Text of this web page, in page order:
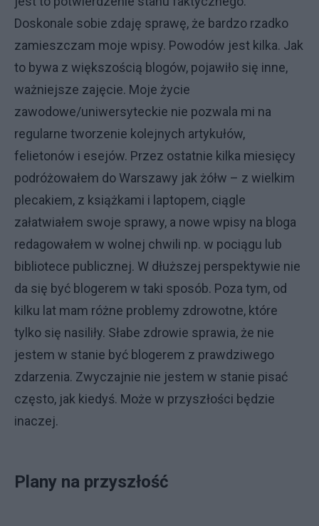
Doskonale sobie zdaję sprawę, że bardzo rzadko
zamieszczam moje wpisy. Powodów jest kilka. Jak
to bywa z większością blogów, pojawiło się inne,
ważniejsze zajęcie. Moje życie
zawodowe/uniwersyteckie nie pozwala mi na
regularne tworzenie kolejnych artykułów,
felietonów i esejów. Przez ostatnie kilka miesięcy
podróżowałem do Warszawy jak żółw – z wielkim
plecakiem, z książkami i laptopem, ciągle
załatwiałem swoje sprawy, a nowe wpisy na bloga
redagowałem w wolnej chwili np. w pociągu lub
bibliotece publicznej. W dłuższej perspektywie nie
da się być blogerem w taki sposób. Poza tym, od
kilku lat mam różne problemy zdrowotne, które
tylko się nasiliły. Słabe zdrowie sprawia, że nie
jestem w stanie być blogerem z prawdziwego
zdarzenia. Zwyczajnie nie jestem w stanie pisać
często, jak kiedyś. Może w przyszłości będzie
inaczej.
Plany na przyszłość